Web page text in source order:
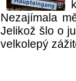
Nezajímala
Jelikož šlo o
velkolepý